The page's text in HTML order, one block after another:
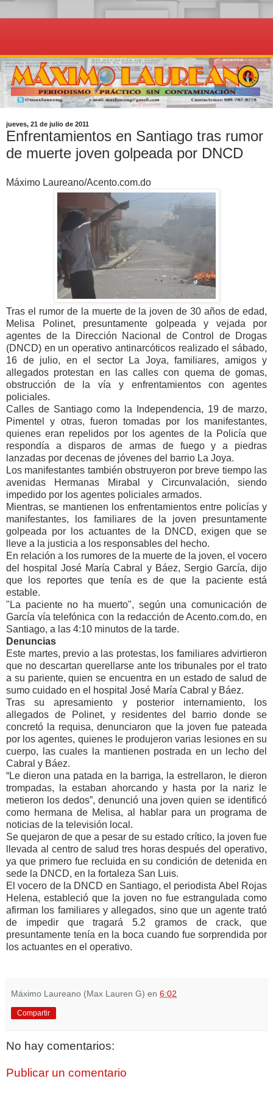
jueves, 21 de julio de 2011
Enfrentamientos en Santiago tras rumor
de muerte joven golpeada por DNCD
Máximo Laureano/Acento.com.do
Tras el rumor de la muerte de la joven de 30 años de edad,
Melisa Polinet, presuntamente golpeada y vejada por
agentes de la Dirección Nacional de Control de Drogas
(DNCD) en un operativo antinarcóticos realizado el sábado,
16 de julio, en el sector La Joya, familiares, amigos y
allegados protestan en las calles con quema de gomas,
obstrucción de la vía y enfrentamientos con agentes
policiales.
Calles de Santiago como la Independencia, 19 de marzo,
Pimentel y otras, fueron tomadas por los manifestantes,
quienes eran repelidos por los agentes de la Policía que
respondía a disparos de armas de fuego y a piedras
lanzadas por decenas de jóvenes del barrio La Joya.
Los manifestantes también obstruyeron por breve tiempo las
avenidas Hermanas Mirabal y Circunvalación, siendo
impedido por los agentes policiales armados.
Mientras, se mantienen los enfrentamientos entre policías y
manifestantes, los familiares de la joven presuntamente
golpeada por los actuantes de la DNCD, exigen que se
lleve a la justicia a los responsables del hecho.
En relación a los rumores de la muerte de la joven, el vocero
del hospital José María Cabral y Báez, Sergio García, dijo
que los reportes que tenía es de que la paciente está
estable.
"La paciente no ha muerto", según una comunicación de
García vía telefónica con la redacción de Acento.com.do, en
Santiago, a las 4:10 minutos de la tarde.
Denuncias
Este martes, previo a las protestas, los familiares advirtieron
que no descartan querellarse ante los tribunales por el trato
a su pariente, quien se encuentra en un estado de salud de
sumo cuidado en el hospital José María Cabral y Báez.
Tras su apresamiento y posterior internamiento, los
allegados de Polinet, y residentes del barrio donde se
concretó la requisa, denunciaron que la joven fue pateada
por los agentes, quienes le produjeron varias lesiones en su
cuerpo, las cuales la mantienen postrada en un lecho del
Cabral y Báez.
“Le dieron una patada en la barriga, la estrellaron, le dieron
trompadas, la estaban ahorcando y hasta por la nariz le
metieron los dedos”, denunció una joven quien se identificó
como hermana de Melisa, al hablar para un programa de
noticias de la televisión local.
Se quejaron de que a pesar de su estado crítico, la joven fue
llevada al centro de salud tres horas después del operativo,
ya que primero fue recluida en su condición de detenida en
sede la DNCD, en la fortaleza San Luis.
El vocero de la DNCD en Santiago, el periodista Abel Rojas
Helena, estableció que la joven no fue estrangulada como
afirman los familiares y allegados, sino que un agente trató
de impedir que tragará 5.2 gramos de crack, que
presuntamente tenía en la boca cuando fue sorprendida por
los actuantes en el operativo.
Máximo Laureano (Max Lauren G) en 6:02
Compartir
No hay comentarios:
Publicar un comentario